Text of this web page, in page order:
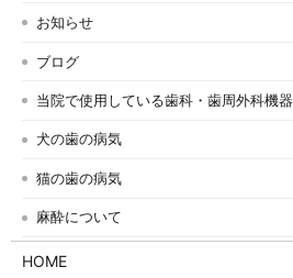
お知らせ
ブログ
当院で使用している歯科・歯周外科機器
犬の歯の病気
猫の歯の病気
麻酔について
HOME